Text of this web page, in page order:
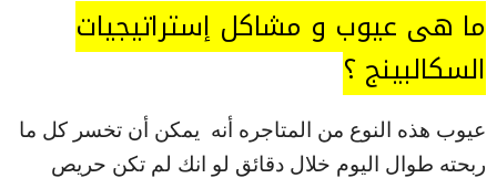
ما هي عيوب و مشاكل إستراتيجيات
السكالبينج ؟
عيوب هذه النوع من المتاجره أنه يمكن أن تخسر كل ما
ربحته طوال اليوم خلال دقائق لو انك لم تكن حريص